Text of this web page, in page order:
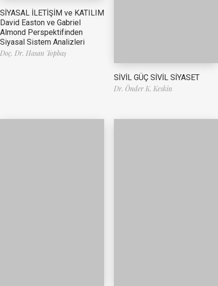
SİYASAL İLETİŞİM ve KATILIM
David Easton ve Gabriel
Almond Perspektifinden
Siyasal Sistem Analizleri
Doç. Dr. Hasan Topbaş
SİVİL GÜÇ SİVİL SİYASET
Dr. Önder K. Keskin